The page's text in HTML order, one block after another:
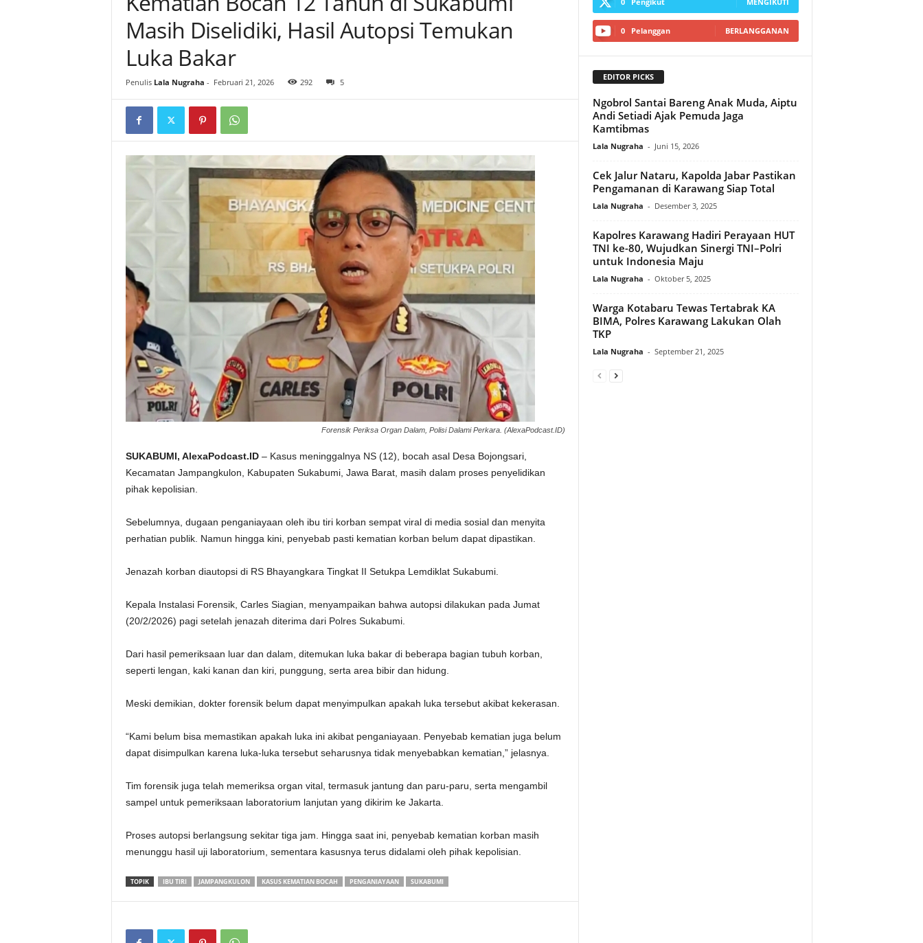
Masih Diselidiki, Hasil Autopsi Temukan
Luka Bakar‎
Penulis Lala Nugraha - Februari 21, 2026 292 5
Forensik Periksa Organ Dalam, Polisi Dalami Perkara. (AlexaPodcast.ID)
SUKABUMI, AlexaPodcast.ID– ‎‎Kasus meninggalnya NS (12), bocah asal Desa Bojongsari,
Kecamatan Jampangkulon, Kabupaten Sukabumi, Jawa Barat, masih dalam proses penyelidikan
pihak kepolisian.
‎Sebelumnya, dugaan penganiayaan oleh ibu tiri korban sempat viral di media sosial dan menyita
perhatian publik. Namun hingga kini, penyebab pasti kematian korban belum dapat dipastikan.
‎Jenazah korban diautopsi di RS Bhayangkara Tingkat II Setukpa Lemdiklat Sukabumi.
Kepala Instalasi Forensik, Carles Siagian, menyampaikan bahwa autopsi dilakukan pada Jumat
(20/2/2026) pagi setelah jenazah diterima dari Polres Sukabumi.
‎Dari hasil pemeriksaan luar dan dalam, ditemukan luka bakar di beberapa bagian tubuh korban,
seperti lengan, kaki kanan dan kiri, punggung, serta area bibir dan hidung.
‎Meski demikian, dokter forensik belum dapat menyimpulkan apakah luka tersebut akibat kekerasan.
“Kami belum bisa memastikan apakah luka ini akibat penganiayaan. Penyebab kematian juga belum
dapat disimpulkan karena luka-luka tersebut seharusnya tidak menyebabkan kematian,” jelasnya.
‎Tim forensik juga telah memeriksa organ vital, termasuk jantung dan paru-paru, serta mengambil
sampel untuk pemeriksaan laboratorium lanjutan yang dikirim ke Jakarta.
‎Proses autopsi berlangsung sekitar tiga jam. Hingga saat ini, penyebab kematian korban masih
menunggu hasil uji laboratorium, sementara kasusnya terus didalami oleh pihak kepolisian.
TOPIK IBU TIRI JAMPANGKULON ‎KASUS KEMATIAN BOCAH PENGANIAYAAN SUKABUMI
0 Pelanggan BERLANGGANAN
EDITOR PICKS
Ngobrol Santai Bareng Anak Muda, Aiptu
Andi Setiadi Ajak Pemuda Jaga
Kamtibmas
Lala Nugraha - Juni 15, 2026
Cek Jalur Nataru, Kapolda Jabar Pastikan
Pengamanan di Karawang Siap Total
Lala Nugraha - Desember 3, 2025
Kapolres Karawang Hadiri Perayaan HUT
TNI ke-80, Wujudkan Sinergi TNI–Polri
untuk Indonesia Maju‎
Lala Nugraha - Oktober 5, 2025
Warga Kotabaru Tewas Tertabrak KA
BIMA, Polres Karawang Lakukan Olah
TKP‎
Lala Nugraha - September 21, 2025